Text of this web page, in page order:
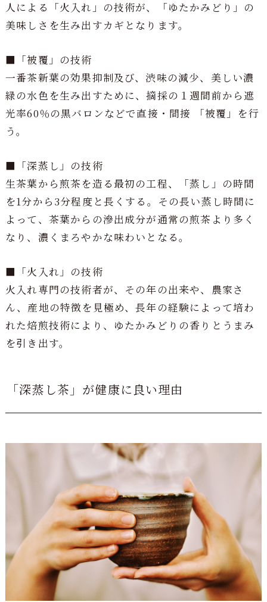
人による「火入れ」の技術が、「ゆたかみどり」の
美味しさを生み出すカギとなります。
■「被覆」の技術
一番茶新葉の効果抑制及び、渋味の減少、美しい濃
緑の水色を生み出すために、摘採の１週間前から遮
光率60％の黒バロンなどで直接・間接 「被覆」を行
う。
■「深蒸し」の技術
生茶葉から煎茶を造る最初の工程、「蒸し」の時間
を1分から3分程度と長くする。その長い蒸し時間に
よって、茶葉からの滲出成分が通常の煎茶より多く
なり、濃くまろやかな味わいとなる。
■「火入れ」の技術
火入れ専門の技術者が、その年の出来や、農家さ
ん、産地の特徴を見極め、長年の経験によって培わ
れた焙煎技術により、ゆたかみどりの香りとうまみ
を引き出す。
「深蒸し茶」が健康に良い理由